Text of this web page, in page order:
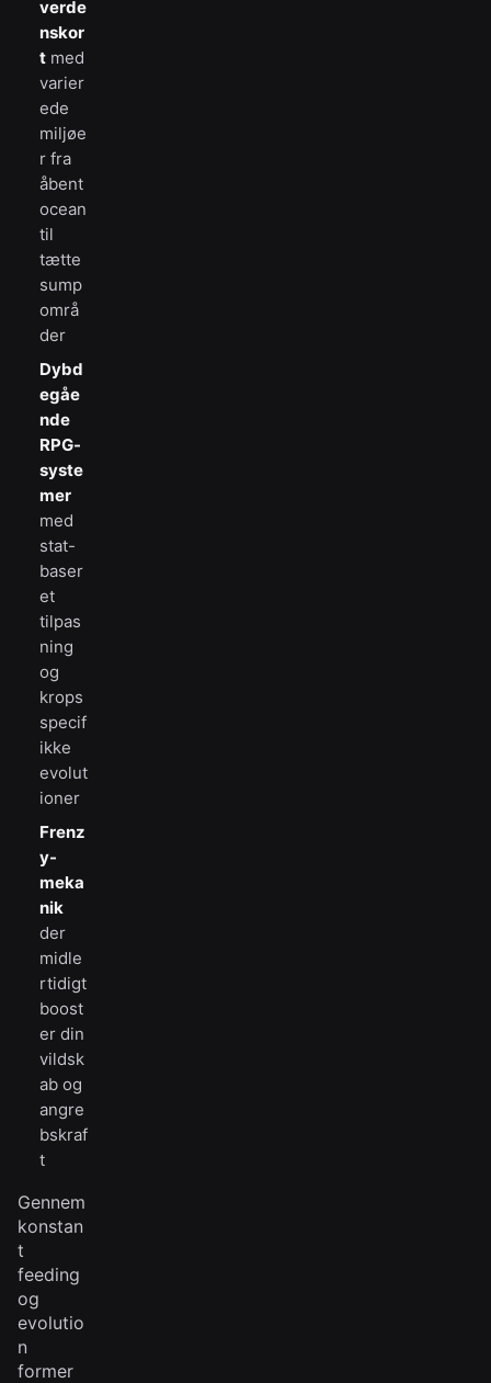
verde
nskor
t med
varier
ede
miljøe
r fra
åbent
ocean
til
tætte
sump
områ
der
Dybd
egåe
nde
RPG-
syste
mer
med
stat-
baser
et
tilpas
ning
og
krops
specif
ikke
evolut
ioner
Frenz
y-
meka
nik
der
midle
rtidigt
boost
er din
vildsk
ab og
angre
bskraf
t
Gennem
konstan
t
feeding
og
evolutio
n
former